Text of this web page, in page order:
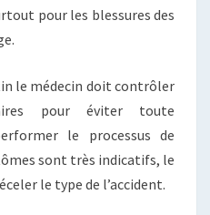
pour les blessures des
le médecin doit contrôler
pour éviter toute
le processus de
sont très indicatifs, le
le type de l’accident.